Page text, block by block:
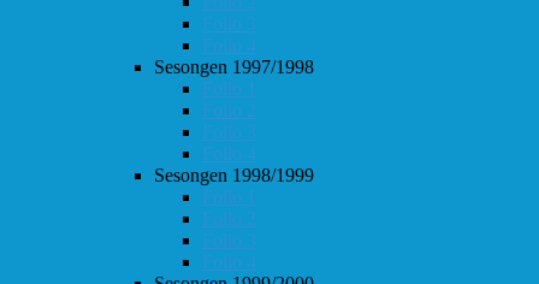
Follo 3
Follo 4
Sesongen 1997/1998
Follo 1
Follo 2
Follo 3
Follo 4
Sesongen 1998/1999
Follo 1
Follo 2
Follo 3
Follo 4